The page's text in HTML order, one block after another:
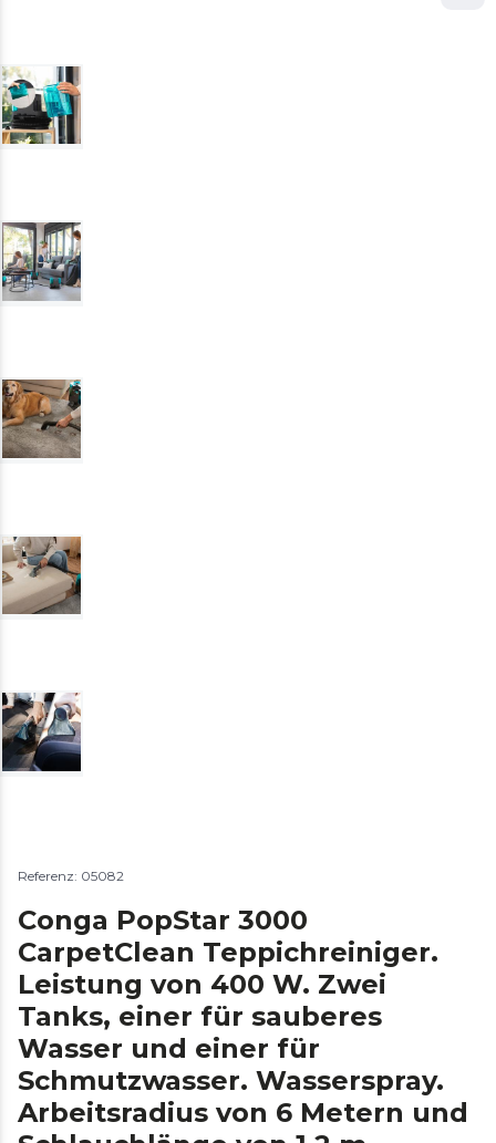
Referenz: 05082
Conga PopStar 3000
CarpetClean Teppichreiniger.
Leistung von 400 W. Zwei
Tanks, einer für sauberes
Wasser und einer für
Schmutzwasser. Wasserspray.
Arbeitsradius von 6 Metern und